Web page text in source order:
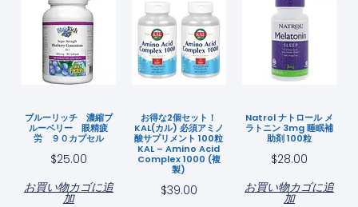
ブルーリッチ 濃縮ブ
ルーベリー 眼精疲
労 ９０カプセル
$25.00
お買い物カゴに追
加
お得な2個セット！
KAL(カル) 必須アミノ
酸サプリメント 100粒
KAL – Amino Acid
Complex 1000 (複
製)
$39.00
Natrol ナトロール メ
ラトニン 3mg 睡眠補
助剤 100粒
$28.00
お買い物カゴに追
加